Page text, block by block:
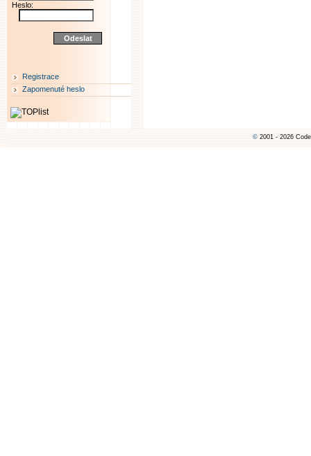
Heslo:
Registrace
Zapomenuté heslo
© 2001 - 2026